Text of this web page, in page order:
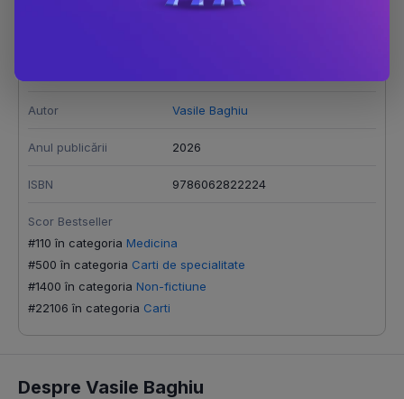
Autor Vasile Baghiu
Anul publicării 2026
ISBN 9786062822224
Scor Bestseller
#110 în categoria Medicina
#500 în categoria Carti de specialitate
#1400 în categoria Non-fictiune
#22106 în categoria Carti
Despre Vasile Baghiu